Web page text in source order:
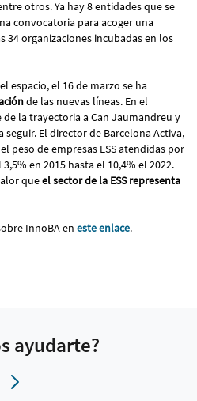
otros. Ya hay 8 entidades que se
convocatoria para acoger una
34 organizaciones incubadas en los
espacio, el 16 de marzo se ha
de las nuevas líneas. En el
la trayectoria a Can Jaumandreu y
El director de Barcelona Activa,
peso de empresas ESS atendidas por
en 2015 hasta el 10,4% el 2022.
queel sector de la ESS representa
InnoBA en este enlace.
ayudarte?